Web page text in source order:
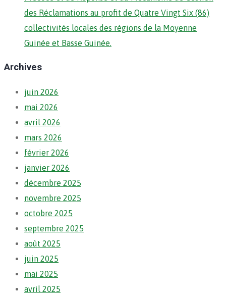
des Réclamations au profit de Quatre Vingt Six (86)
collectivités locales des régions de la Moyenne
Guinée et Basse Guinée.
Archives
juin 2026
mai 2026
avril 2026
mars 2026
février 2026
janvier 2026
décembre 2025
novembre 2025
octobre 2025
septembre 2025
août 2025
juin 2025
mai 2025
avril 2025